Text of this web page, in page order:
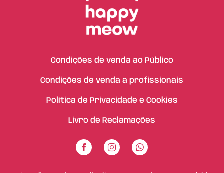
Condições de venda ao Público
Condições de venda a profissionais
Política de Privacidade e Cookies
Livro de Reclamações